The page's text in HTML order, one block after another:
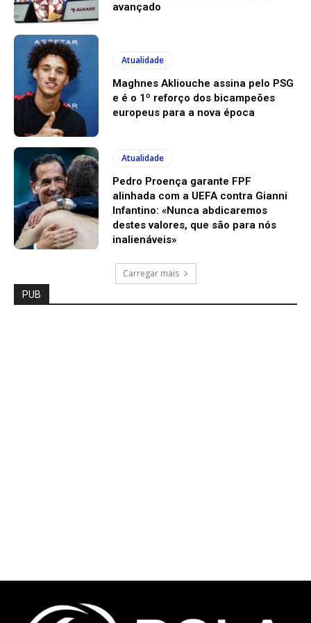
avançado
Atualidade
Maghnes Akliouche assina pelo PSG
e é o 1º reforço dos bicampeões
europeus para a nova época
Atualidade
Pedro Proença garante FPF
alinhada com a UEFA contra Gianni
Infantino: «Nunca abdicaremos
destes valores, que são para nós
inalienáveis»
Carregar mais
PUB